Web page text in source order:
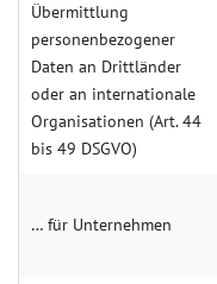
Übermittlung
personenbezogener
Daten an Drittländer
oder an internationale
Organisationen (Art. 44
bis 49 DSGVO)
… für Unternehmen